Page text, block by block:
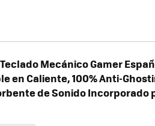
Mecánico Gamer
en Caliente, 100% Anti-
de Sonido Incorporado